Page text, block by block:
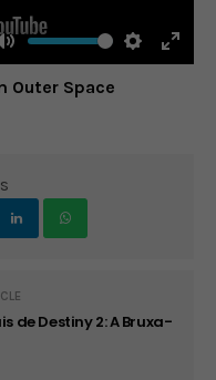
Mute Settings
Enter
Outer Space
de Destiny 2: A Bruxa-